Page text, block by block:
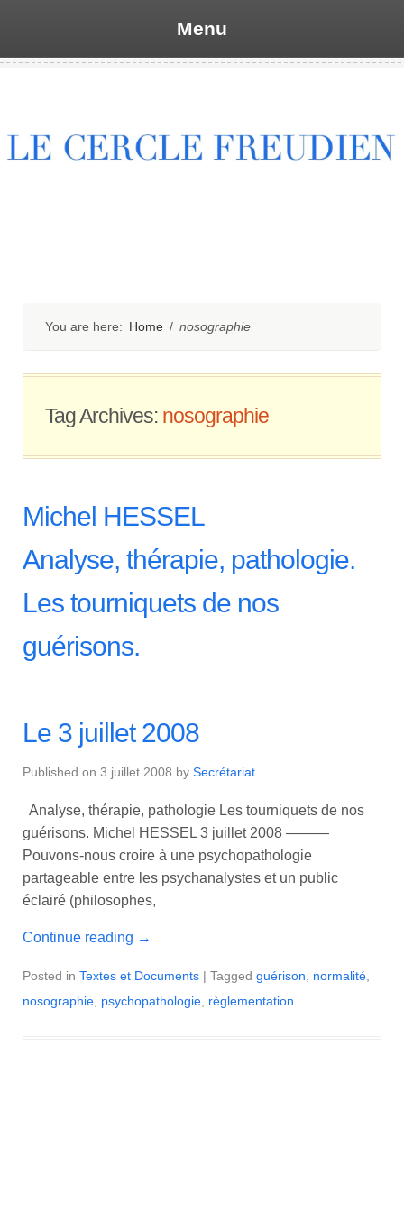
Menu
You are here: Home / nosographie
Tag Archives: nosographie
Michel HESSEL
Analyse, thérapie, pathologie.
Les tourniquets de nos
guérisons.
Le 3 juillet 2008
Published on 3 juillet 2008 by Secrétariat
Analyse, thérapie, pathologie Les tourniquets de nos
guérisons. Michel HESSEL 3 juillet 2008 ———
Pouvons-nous croire à une psychopathologie
partageable entre les psychanalystes et un public
éclairé (philosophes,
Continue reading →
Posted in Textes et Documents | Tagged guérison normalité
nosographie psychopathologie règlementation